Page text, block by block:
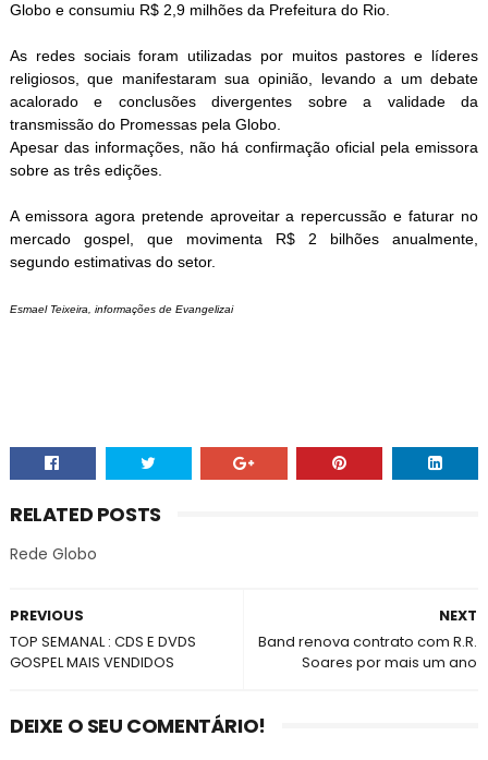
Globo e consumiu R$ 2,9 milhões da Prefeitura do Rio.
As redes sociais foram utilizadas por muitos pastores e líderes
religiosos, que manifestaram sua opinião, levando a um debate
acalorado e conclusões divergentes sobre a validade da
transmissão do Promessas pela Globo.
Apesar das informações, não há confirmação oficial pela emissora
sobre as três edições.
A emissora agora pretende aproveitar a repercussão e faturar no
mercado gospel, que movimenta R$ 2 bilhões anualmente,
segundo estimativas do setor.
Esmael Teixeira, informações de Evangelizai
RELATED POSTS
Rede Globo
NEXT
Band renova contrato com R.R.
Soares por mais um ano
PREVIOUS
TOP SEMANAL : CDS E DVDS
GOSPEL MAIS VENDIDOS
DEIXE O SEU COMENTÁRIO!